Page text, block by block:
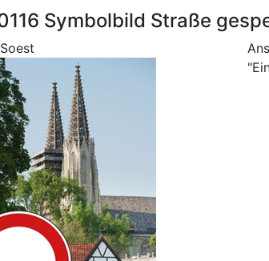
Symbolbild Straße